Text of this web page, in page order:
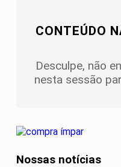
CONTEÚDO
Desculpe, não
nesta sessão
Nossas notícias